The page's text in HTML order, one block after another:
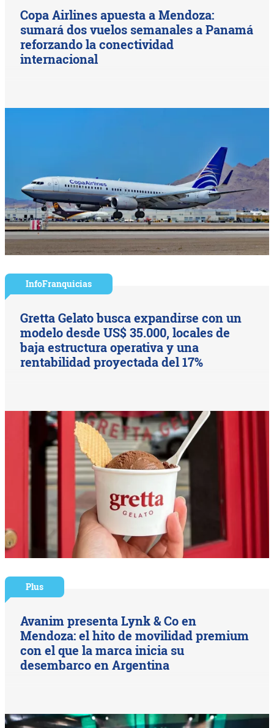
Copa Airlines apuesta a Mendoza:
sumará dos vuelos semanales a Panamá
reforzando la conectividad
internacional
InfoFranquicias
Gretta Gelato busca expandirse con un
modelo desde US$ 35.000, locales de
baja estructura operativa y una
rentabilidad proyectada del 17%
Plus
Avanim presenta Lynk & Co en
Mendoza: el hito de movilidad premium
con el que la marca inicia su
desembarco en Argentina